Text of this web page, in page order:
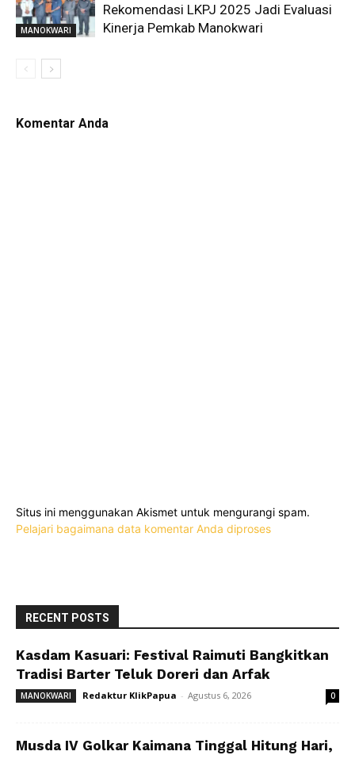
MANOKWARI
Rekomendasi LKPJ 2025 Jadi Evaluasi
Kinerja Pemkab Manokwari
Komentar Anda
Situs ini menggunakan Akismet untuk mengurangi spam.
Pelajari bagaimana data komentar Anda diproses
RECENT POSTS
Kasdam Kasuari: Festival Raimuti Bangkitkan
Tradisi Barter Teluk Doreri dan Arfak
MANOKWARI Redaktur KlikPapua - Agustus 6, 2026 0
Musda IV Golkar Kaimana Tinggal Hitung Hari,